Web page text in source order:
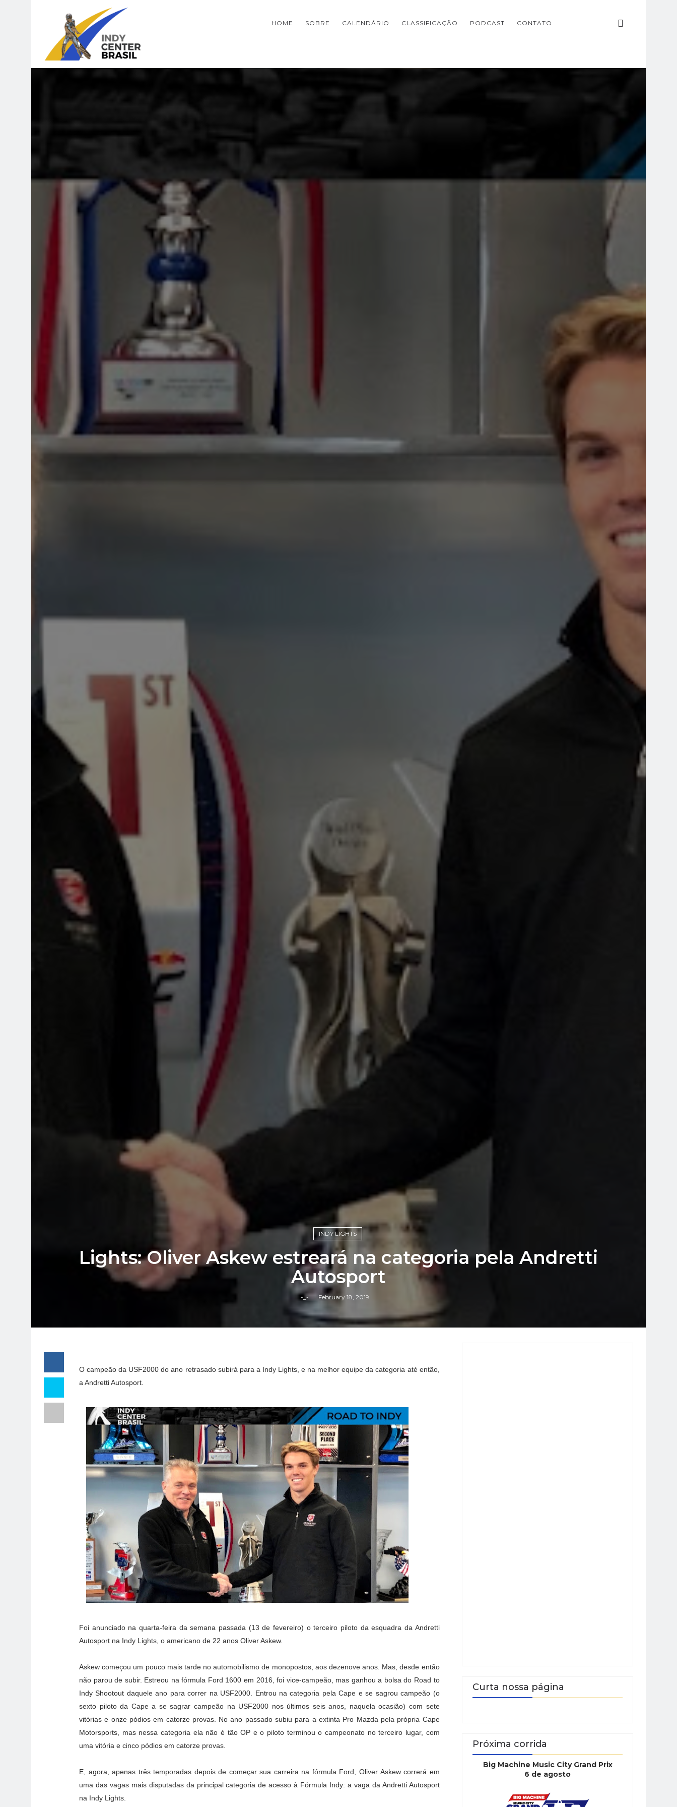
HOME SOBRE CALENDÁRIO CLASSIFICAÇÃO PODCAST CONTATO
INDY LIGHTS
Lights: Oliver Askew estreará na categoria pela Andretti
Autosport
-_- February 18, 2019
O campeão da USF2000 do ano retrasado subirá para a Indy Lights, e na melhor equipe da categoria até então,
a Andretti Autosport.
Foi anunciado na quarta-feira da semana passada (13 de fevereiro) o terceiro piloto da esquadra da Andretti
Autosport na Indy Lights, o americano de 22 anos Oliver Askew.
Askew começou um pouco mais tarde no automobilismo de monopostos, aos dezenove anos. Mas, desde então
não parou de subir. Estreou na fórmula Ford 1600 em 2016, foi vice-campeão, mas ganhou a bolsa do Road to
Indy Shootout daquele ano para correr na USF2000. Entrou na categoria pela Cape e se sagrou campeão (o
sexto piloto da Cape a se sagrar campeão na USF2000 nos últimos seis anos, naquela ocasião) com sete
vitórias e onze pódios em catorze provas. No ano passado subiu para a extinta Pro Mazda pela própria Cape
Motorsports, mas nessa categoria ela não é tão OP e o piloto terminou o campeonato no terceiro lugar, com
uma vitória e cinco pódios em catorze provas.
E, agora, apenas três temporadas depois de começar sua carreira na fórmula Ford, Oliver Askew correrá em
uma das vagas mais disputadas da principal categoria de acesso à Fórmula Indy: a vaga da Andretti Autosport
na Indy Lights.
Curta nossa página
Próxima corrida
Big Machine Music City Grand Prix
6 de agosto